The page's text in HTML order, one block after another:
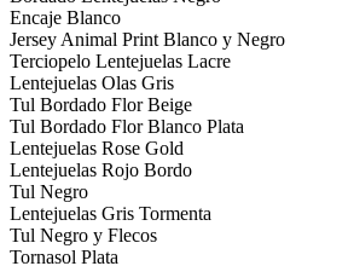
Encaje Blanco
Jersey Animal Print Blanco y Negro
Terciopelo Lentejuelas Lacre
Lentejuelas Olas Gris
Tul Bordado Flor Beige
Tul Bordado Flor Blanco Plata
Lentejuelas Rose Gold
Lentejuelas Rojo Bordo
Tul Negro
Lentejuelas Gris Tormenta
Tul Negro y Flecos
Tornasol Plata